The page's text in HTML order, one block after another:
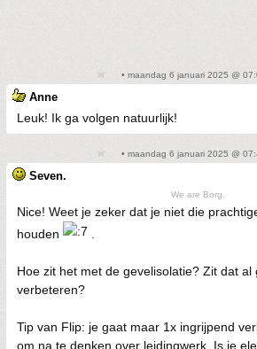
• maandag 6 januari 2025 @
Anne
Leuk! Ik ga volgen natuurlijk!
• maandag 6 januari 2025 @
Seven.
We are Borg.
Nice! Weet je zeker dat je niet die
houden
.
Hoe zit het met de gevelisolatie? Zit dat
verbeteren?
Tip van Flip: je gaat maar 1x ingrijpend
om na te denken over leidingwerk. Is je